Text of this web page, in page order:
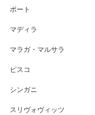
ポート
マディラ
マラガ・マルサラ
ピスコ
シンガニ
スリヴォヴィッツ